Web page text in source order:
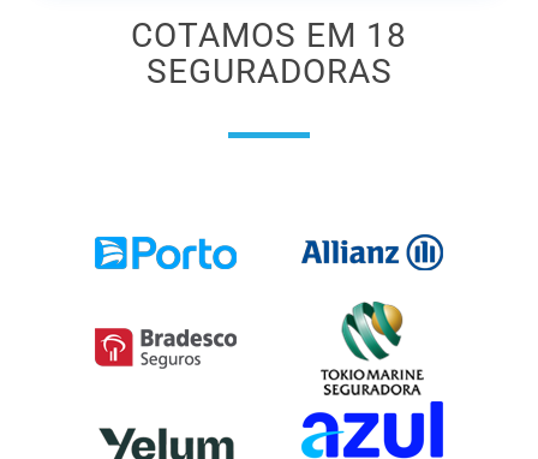
COTAMOS EM 18
SEGURADORAS